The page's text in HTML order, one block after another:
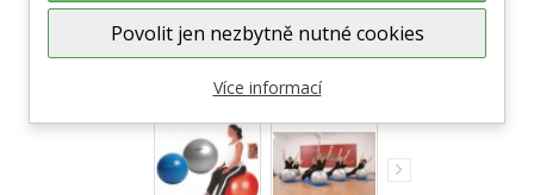
Zobrazit větší
Povolit jen nezbytně nutné cookies
Více informací